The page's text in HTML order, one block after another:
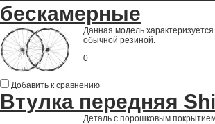
беcкамерные
Данная модель
обычной резиной.
0
Добавить к сравнению
Втулка передняя
Деталь с порошковым